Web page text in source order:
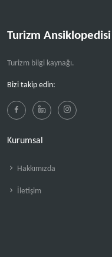
Turizm Ansiklopedisi
Turizm bilgi kaynağı.
Bizi takip edin:
Kurumsal
Hakkımızda
İletişim